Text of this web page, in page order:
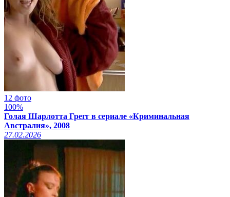
12 фото
100%
Голая Шарлотта Грегг в сериале «Криминальная
Австралия», 2008
27.02.2026